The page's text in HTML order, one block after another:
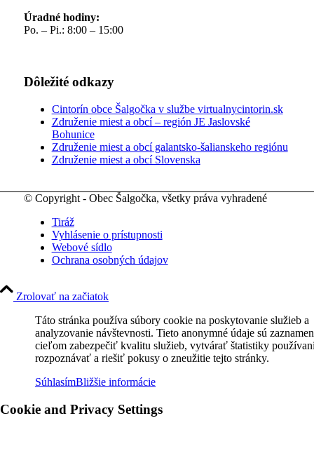
Úradné hodiny:
Po. – Pi.: 8:00 – 15:00
Dôležité odkazy
Cintorín obce Šalgočka v službe virtualnycintorin.sk
Združenie miest a obcí – región JE Jaslovské
Bohunice
Združenie miest a obcí galantsko-šalianskeho regiónu
Združenie miest a obcí Slovenska
© Copyright - Obec Šalgočka, všetky práva vyhradené
Tiráž
Vyhlásenie o prístupnosti
Webové sídlo
Ochrana osobných údajov
Zrolovať na začiatok
Táto stránka používa súbory cookie na poskytovanie služieb a
analyzovanie návštevnosti. Tieto anonymné údaje sú
cieľom zabezpečiť kvalitu služieb, vytvárať štatistiky
rozpoznávať a riešiť pokusy o zneužitie tejto stránky.
SúhlasímBližšie informácie
Cookie and Privacy Settings